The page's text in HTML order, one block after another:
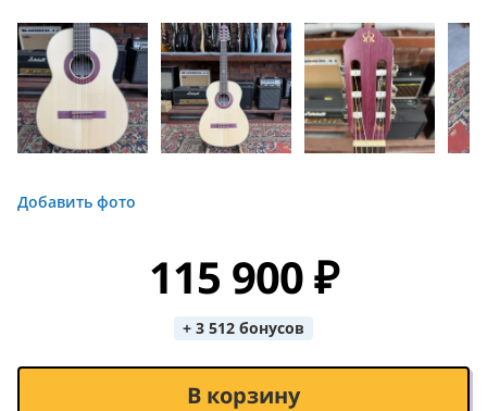
Добавить фото
115 900 ₽
+ 3 512 бонусов
В корзину